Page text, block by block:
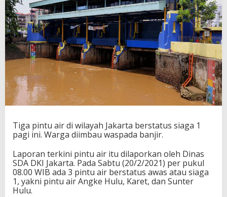
Tiga pintu air di wilayah Jakarta berstatus siaga 1
pagi ini. Warga diimbau waspada banjir.
Laporan terkini pintu air itu dilaporkan oleh Dinas
SDA DKI Jakarta. Pada Sabtu (20/2/2021) per pukul
08.00 WIB ada 3 pintu air berstatus awas atau siaga
1, yakni pintu air Angke Hulu, Karet, dan Sunter
Hulu.